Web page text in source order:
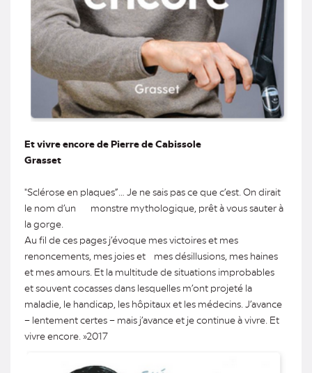
Et vivre encore de Pierre de Cabissole
Grasset
"Sclérose en plaques”… Je ne sais pas ce que c’est. On dirait
le nom d’un monstre mythologique, prêt à vous sauter à
la gorge.
Au fil de ces pages j’évoque mes victoires et mes
renoncements, mes joies et mes désillusions, mes haines
et mes amours. Et la multitude de situations improbables
et souvent cocasses dans lesquelles m’ont projeté la
maladie, le handicap, les hôpitaux et les médecins. J’avance
– lentement certes – mais j’avance et je continue à vivre. Et
vivre encore. »2017